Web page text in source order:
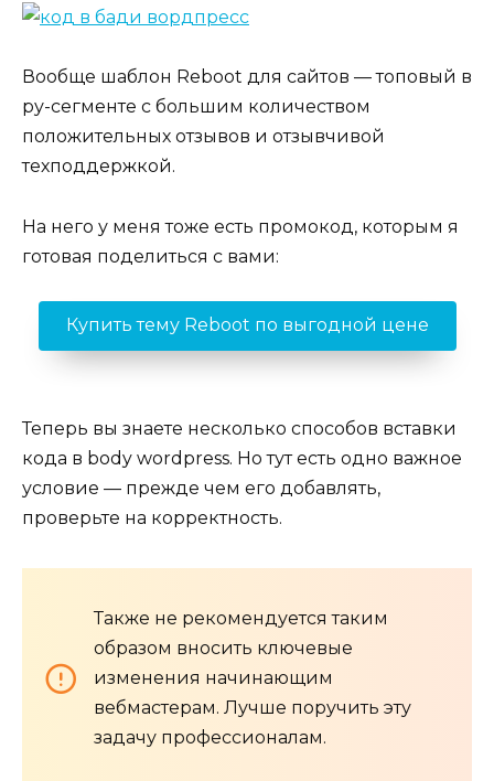
Вообще шаблон Reboot для сайтов — топовый в
ру-сегменте с большим количеством
положительных отзывов и отзывчивой
техподдержкой.
На него у меня тоже есть промокод, которым я
готовая поделиться с вами:
Купить тему Reboot по выгодной цене
Теперь вы знаете несколько способов вставки
кода в body wordpress. Но тут есть одно важное
условие — прежде чем его добавлять,
проверьте на корректность.
Также не рекомендуется таким
образом вносить ключевые
изменения начинающим
вебмастерам. Лучше поручить эту
задачу профессионалам.